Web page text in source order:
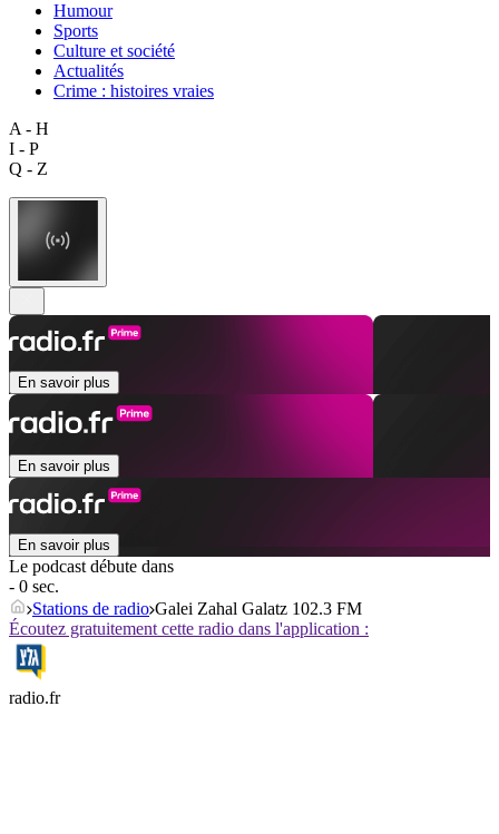
Humour
Sports
Culture et société
Actualités
Crime : histoires vraies
A - H
I - P
Q - Z
En savoir plus
En savoir plus
En savoir plus
Le podcast débute dans
- 0 sec.
Stations de radio Galei Zahal Galatz 102.3 FM
Écoutez gratuitement cette radio dans l'application :
radio.fr